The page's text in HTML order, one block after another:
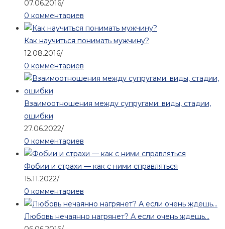
07.06.2016/
0 комментариев
Как научиться понимать мужчину?
12.08.2016/
0 комментариев
Взаимоотношения между супругами: виды, стадии,
ошибки
27.06.2022/
0 комментариев
Фобии и страхи — как с ними справляться
15.11.2022/
0 комментариев
Любовь нечаянно нагрянет? А если очень ждешь…